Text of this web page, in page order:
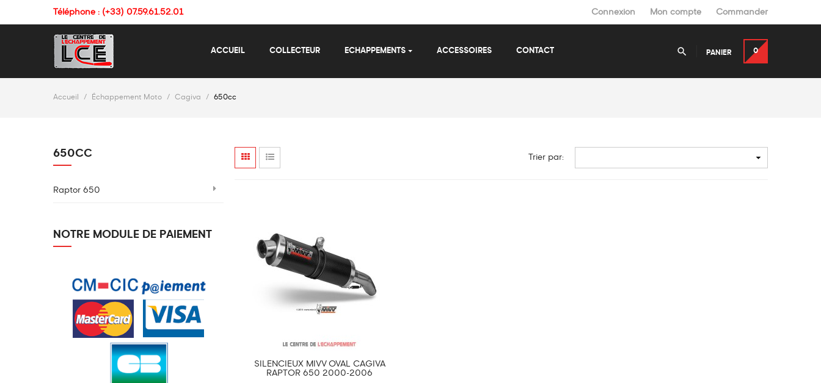
Téléphone : (+33) 07.59.61.52.01 Connexion Mon compte Commander
ACCUEIL COLLECTEUR ECHAPPEMENTS ACCESSOIRES CONTACT PANIER 0

Accueil Échappement Moto Cagiva 650cc
650CC
Raptor 650
NOTRE MODULE DE PAIEMENT
Trier par: 
SILENCIEUX MIVV OVAL CAGIVA
RAPTOR 650 2000-2006